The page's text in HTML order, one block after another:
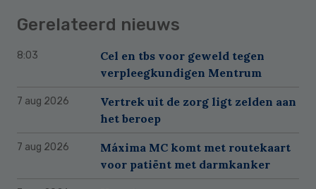
Gerelateerd nieuws
8:03
Cel en tbs voor geweld tegen
verpleegkundigen Mentrum
7 aug 2026
Vertrek uit de zorg ligt zelden aan
het beroep
7 aug 2026
Máxima MC komt met routekaart
voor patiënt met darmkanker